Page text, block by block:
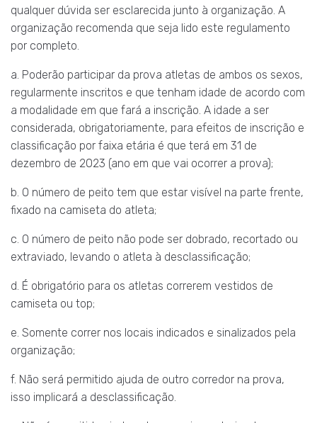
qualquer dúvida ser esclarecida junto à organização. A
organização recomenda que seja lido este regulamento
por completo.
a. Poderão participar da prova atletas de ambos os sexos,
regularmente inscritos e que tenham idade de acordo com
a modalidade em que fará a inscrição. A idade a ser
considerada, obrigatoriamente, para efeitos de inscrição e
classificação por faixa etária é que terá em 31 de
dezembro de 2023 (ano em que vai ocorrer a prova);
b. O número de peito tem que estar visível na parte frente,
fixado na camiseta do atleta;
c. O número de peito não pode ser dobrado, recortado ou
extraviado, levando o atleta à desclassificação;
d. É obrigatório para os atletas correrem vestidos de
camiseta ou top;
e. Somente correr nos locais indicados e sinalizados pela
organização;
f. Não será permitido ajuda de outro corredor na prova,
isso implicará a desclassificação.